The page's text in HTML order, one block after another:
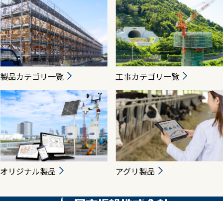
製品カテゴリ一覧 工事カテゴリ一覧
オリジナル製品 アグリ製品